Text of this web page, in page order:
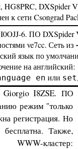
HG8PRC, DXSpider
к сети Csongrad
6. ПО DXSpider
ve7cc. Сеть из
язык по
на английский:
en или
Giorgio I8ZSE. ПО
режим "только
регистрация. Но
Также,
кластер: